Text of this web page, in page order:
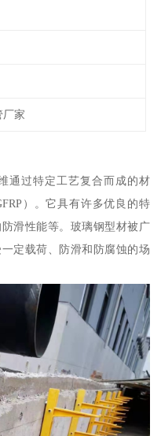
厂家
通过特定工艺复合而成的材
）。它具有许多优良的特
滑性能等。玻璃钢型材被广
定载荷、防滑和防腐蚀的场